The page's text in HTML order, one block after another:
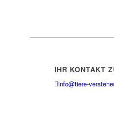
IHR KONTAKT
info@tiere-